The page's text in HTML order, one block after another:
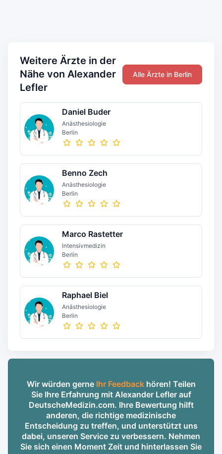
Weitere Ärzte in der
Nähe von Alexander
Lefler
Alle Ärzte in Berlin
Daniel Buder
Anästhesiologie
Berlin
Benno Zech
Anästhesiologie
Berlin
Marco Rastetter
Intensivmedizin
Berlin
Raphael Biel
Anästhesiologie
Berlin
Wir würden gerne Ihr Feedbackhören! Teilen
Sie Ihre Erfahrung mit Alexander Lefler auf
DeutscheMedizin.com. Ihre Bewertung hilft
anderen, die richtige medizinische
Entscheidung zu treffen, und unterstützt uns
dabei, unseren Service zu verbessern. Nehmen
Sie sich einen Moment Zeit und hinterlassen Sie